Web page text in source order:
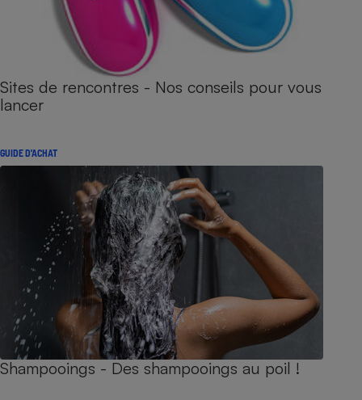
Sites de rencontres - Nos conseils pour vous
lancer
GUIDE D'ACHAT
Shampooings - Des shampooings au poil !